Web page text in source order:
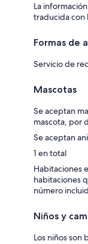
La
traducida con
Formas de
Servicio de
Mascotas
Se aceptan
mascota, por
Se aceptan
1 en total
Habitaciones
habitaciones
número
Niños y
Los niños son